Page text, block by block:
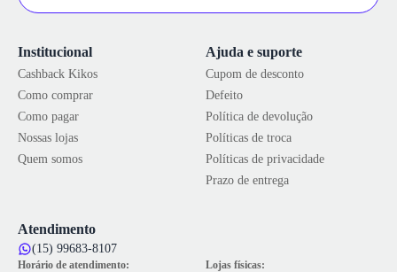
Institucional
Cashback Kikos
Como comprar
Como pagar
Nossas lojas
Quem somos
Ajuda e suporte
Cupom de desconto
Defeito
Política de devolução
Políticas de troca
Políticas de privacidade
Prazo de entrega
Atendimento
(15) 99683-8107
Horário de atendimento:
Lojas físicas: